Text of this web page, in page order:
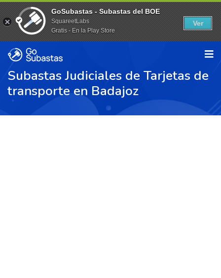
Subastas Judiciales de Tarjetas de
transporte en Badajoz
GoSubastas - Subastas del BOE
SquareetLabs
Gratis - En la Play Store
Ver